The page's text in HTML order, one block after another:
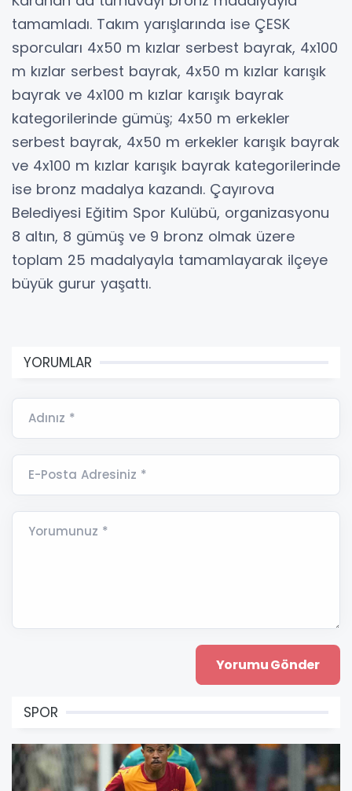
tamamladı. Takım yarışlarında ise ÇESK
sporcuları 4x50 m kızlar serbest bayrak, 4x100
m kızlar serbest bayrak, 4x50 m kızlar karışık
bayrak ve 4x100 m kızlar karışık bayrak
kategorilerinde gümüş; 4x50 m erkekler
serbest bayrak, 4x50 m erkekler karışık bayrak
ve 4x100 m kızlar karışık bayrak kategorilerinde
ise bronz madalya kazandı. Çayırova
Belediyesi Eğitim Spor Kulübü, organizasyonu
8 altın, 8 gümüş ve 9 bronz olmak üzere
toplam 25 madalyayla tamamlayarak ilçeye
büyük gurur yaşattı.
YORUMLAR
Adınız *
E-Posta Adresiniz *
Yorumunuz *
SPOR